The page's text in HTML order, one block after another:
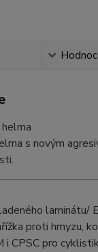
s novým
laminátu/
proti hmyzu,
i CPSC pro